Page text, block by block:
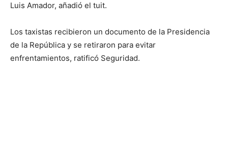
Luis Amador, añadió el tuit.
Los taxistas recibieron un documento de la Presidencia
de la República y se retiraron para evitar
enfrentamientos, ratificó Seguridad.